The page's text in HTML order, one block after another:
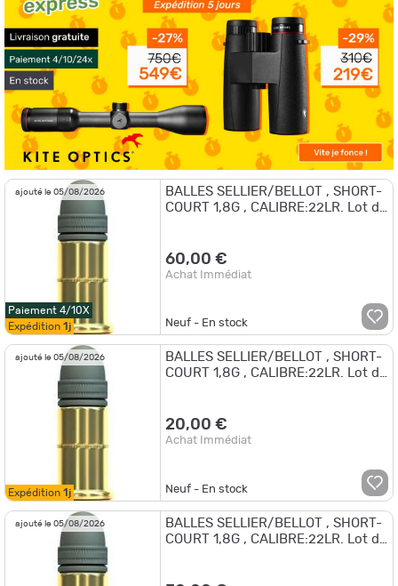
ajouté le 05/08/2026
Paiement 4/10X
Expédition 1j
BALLES SELLIER/BELLOT , SHORT-
COURT 1,8G , CALIBRE:22LR. Lot de
60,00 €
Achat Immédiat
Neuf - En stock
ajouté le 05/08/2026
Expédition 1j
BALLES SELLIER/BELLOT , SHORT-
COURT 1,8G , CALIBRE:22LR. Lot de
20,00 €
Achat Immédiat
Neuf - En stock
ajouté le 05/08/2026
BALLES SELLIER/BELLOT , SHORT-
COURT 1,8G , CALIBRE:22LR. Lot de